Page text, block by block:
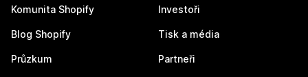
Komunita Shopify
Blog Shopify
Průzkum
Investoři
Tisk a média
Partneři